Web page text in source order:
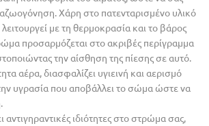
Χάρη στο πατενταρισμένο υλικό
με τη θερμοκρασία και το βάρος
προσαρμόζεται στο ακριβές περίγραμμα
την αίσθηση της πίεσης σε αυτό.
αέρα, διασφαλίζει υγιεινή και αερισμό
υγρασία που αποβάλλει το σώμα ώστε να
ιδιότητες στο στρώμα σας,